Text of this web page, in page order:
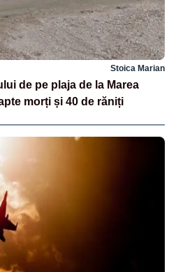
Stoica Marian
de pe plaja de la Marea
morți și 40 de răniți